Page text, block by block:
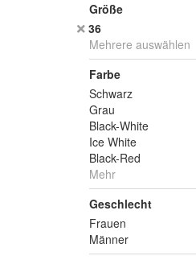
Größe
36
Mehrere auswählen
Farbe
Schwarz
Grau
Black-White
Ice White
Black-Red
Mehr
Geschlecht
Frauen
Männer